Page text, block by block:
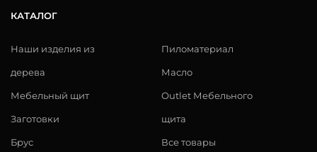
КАТАЛОГ
Наши изделия из
дерева
Мебельный щит
Заготовки
Брус
Пиломатериал
Масло
Outlet Мебельного
щита
Все товары